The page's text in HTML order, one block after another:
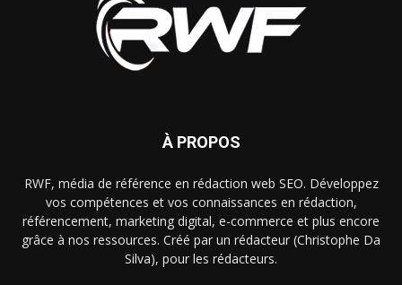
À PROPOS
RWF, média de référence en rédaction web SEO. Développez
vos compétences et vos connaissances en rédaction,
référencement, marketing digital, e-commerce et plus encore
grâce à nos ressources. Créé par un rédacteur (Christophe Da
Silva), pour les rédacteurs.